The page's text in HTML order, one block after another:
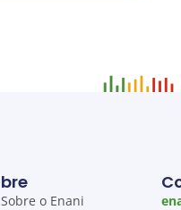
Sobre o Enani